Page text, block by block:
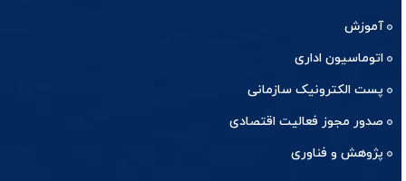
آموزش
اتوماسیون اداری
پست الکترونیک سازمانی
صدور مجوز فعالیت اقتصادی
پژوهش و فناوری